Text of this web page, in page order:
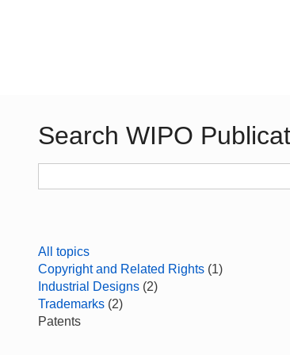
Search WIPO
All topics
Copyright and Related Rights (1)
Industrial Designs (2)
Trademarks (2)
Patents